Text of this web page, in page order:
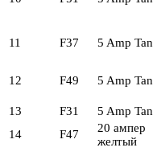
11
F37 5 Amp Tan
12 F49 5 Amp Tan
13
F31 5 Amp Tan
14
F47
20 ампер
желтый